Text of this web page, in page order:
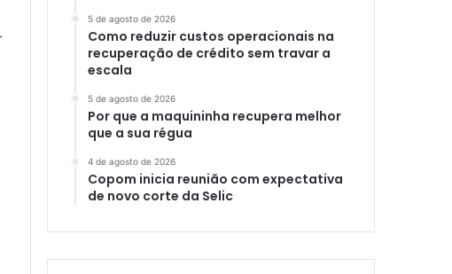
5 de agosto de 2026
Como reduzir custos operacionais na
recuperação de crédito sem travar a
escala
5 de agosto de 2026
Por que a maquininha recupera melhor
que a sua régua
4 de agosto de 2026
Copom inicia reunião com expectativa
de novo corte da Selic